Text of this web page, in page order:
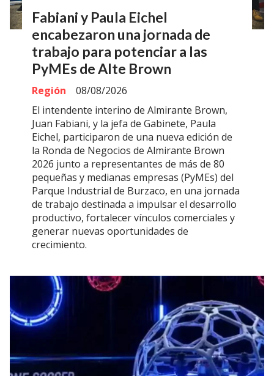
Fabiani y Paula Eichel
encabezaron una jornada de
trabajo para potenciar a las
PyMEs de Alte Brown
Región
08/08/2026
El intendente interino de Almirante Brown,
Juan Fabiani, y la jefa de Gabinete, Paula
Eichel, participaron de una nueva edición de
la Ronda de Negocios de Almirante Brown
2026 junto a representantes de más de 80
pequeñas y medianas empresas (PyMEs) del
Parque Industrial de Burzaco, en una jornada
de trabajo destinada a impulsar el desarrollo
productivo, fortalecer vínculos comerciales y
generar nuevas oportunidades de
crecimiento.